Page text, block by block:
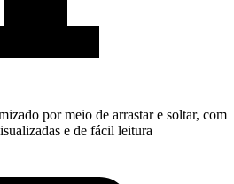
por meio de arrastar e soltar, com
e de fácil leitura